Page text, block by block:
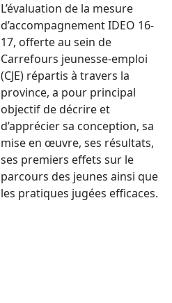
L’évaluation de la mesure
d’accompagnement IDEO 16-
17, offerte au sein de
Carrefours jeunesse-emploi
(CJE) répartis à travers la
province, a pour principal
objectif de décrire et
d’apprécier sa conception, sa
mise en œuvre, ses résultats,
ses premiers effets sur le
parcours des jeunes ainsi que
les pratiques jugées efficaces.